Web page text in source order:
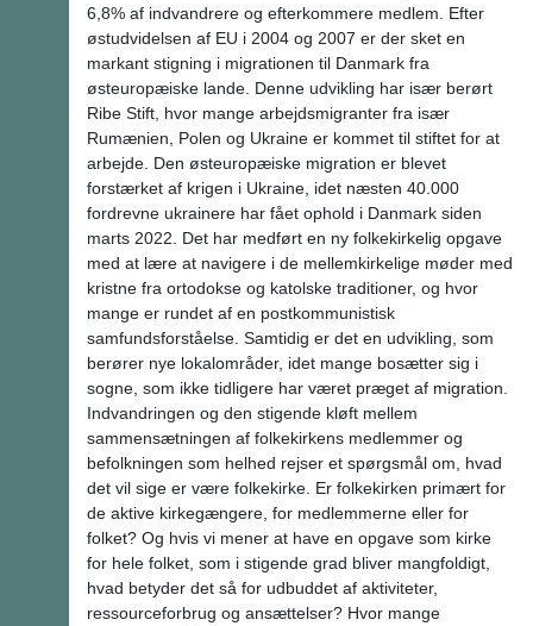
6,8% af indvandrere og efterkommere medlem. Efter
østudvidelsen af EU i 2004 og 2007 er der sket en
markant stigning i migrationen til Danmark fra
østeuropæiske lande. Denne udvikling har især berørt
Ribe Stift, hvor mange arbejdsmigranter fra især
Rumænien, Polen og Ukraine er kommet til stiftet for at
arbejde. Den østeuropæiske migration er blevet
forstærket af krigen i Ukraine, idet næsten 40.000
fordrevne ukrainere har fået ophold i Danmark siden
marts 2022. Det har medført en ny folkekirkelig opgave
med at lære at navigere i de mellemkirkelige møder med
kristne fra ortodokse og katolske traditioner, og hvor
mange er rundet af en postkommunistisk
samfundsforståelse. Samtidig er det en udvikling, som
berører nye lokalområder, idet mange bosætter sig i
sogne, som ikke tidligere har været præget af migration.
Indvandringen og den stigende kløft mellem
sammensætningen af folkekirkens medlemmer og
befolkningen som helhed rejser et spørgsmål om, hvad
det vil sige er være folkekirke. Er folkekirken primært for
de aktive kirkegængere, for medlemmerne eller for
folket? Og hvis vi mener at have en opgave som kirke
for hele folket, som i stigende grad bliver mangfoldigt,
hvad betyder det så for udbuddet af aktiviteter,
ressourceforbrug og ansættelser? Hvor mange